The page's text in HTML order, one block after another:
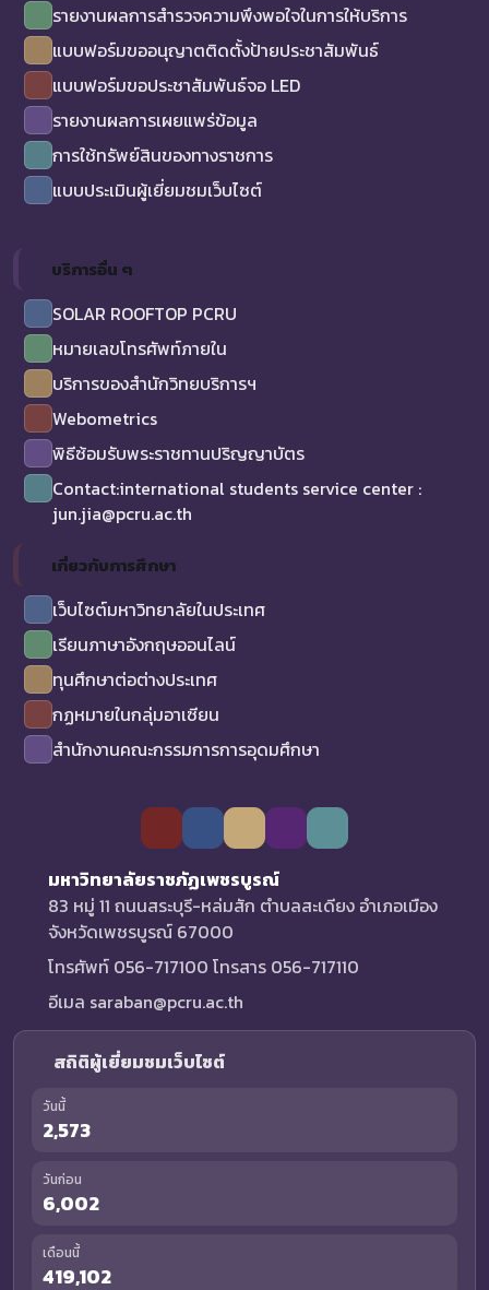
รายงานผลการสำรวจความพึงพอใจในการให้บริการ
แบบฟอร์มขออนุญาตติดตั้งป้ายประชาสัมพันธ์
แบบฟอร์มขอประชาสัมพันธ์จอ LED
รายงานผลการเผยแพร่ข้อมูล
การใช้ทรัพย์สินของทางราชการ
แบบประเมินผู้เยี่ยมชมเว็บไซต์
บริการอื่น ๆ
SOLAR ROOFTOP PCRU
หมายเลขโทรศัพท์ภายใน
บริการของสำนักวิทยบริการฯ
Webometrics
พิธีซ้อมรับพระราชทานปริญญาบัตร
Contact:international students service center :
jun.jia@pcru.ac.th
เกี่ยวกับการศึกษา
เว็บไซต์มหาวิทยาลัยในประเทศ
เรียนภาษาอังกฤษออนไลน์
ทุนศึกษาต่อต่างประเทศ
กฏหมายในกลุ่มอาเซียน
สำนักงานคณะกรรมการการอุดมศึกษา
มหาวิทยาลัยราชภัฏเพชรบูรณ์
83 หมู่ 11 ถนนสระบุรี-หล่มสัก ตำบลสะเดียง อำเภอเมือง
จังหวัดเพชรบูรณ์ 67000
โทรศัพท์ 056-717100 โทรสาร 056-717110
อีเมล saraban@pcru.ac.th
สถิติผู้เยี่ยมชมเว็บไซต์
วันนี้
2,573
วันก่อน
6,002
เดือนนี้
419,102